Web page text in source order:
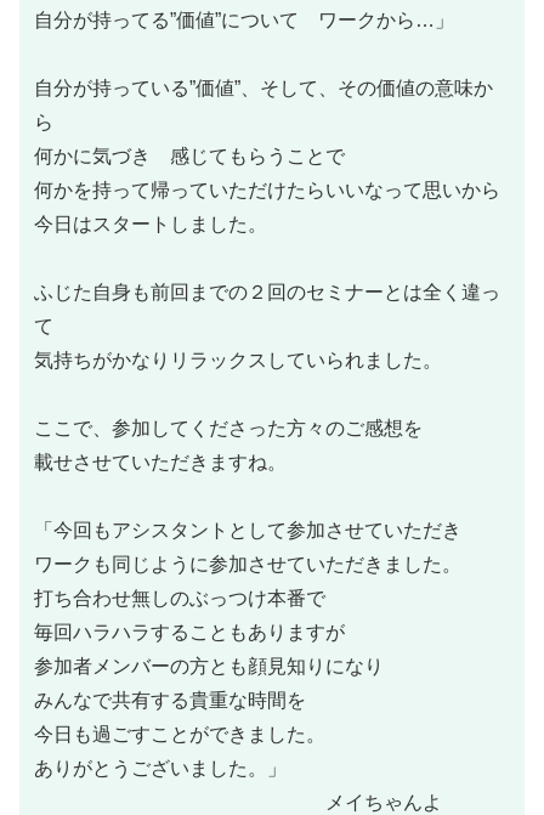
自分が持ってる”価値”について ワークから…」
自分が持っている”価値”、そして、その価値の意味か
ら
何かに気づき 感じてもらうことで
何かを持って帰っていただけたらいいなって思いから
今日はスタートしました。
ふじた自身も前回までの２回のセミナーとは全く違っ
て
気持ちがかなりリラックスしていられました。
ここで、参加してくださった方々のご感想を
載せさせていただきますね。
「今回もアシスタントとして参加させていただき
ワークも同じように参加させていただきました。
打ち合わせ無しのぶっつけ本番で
毎回ハラハラすることもありますが
参加者メンバーの方とも顔見知りになり
みんなで共有する貴重な時間を
今日も過ごすことができました。
ありがとうございました。」
メイちゃんよ